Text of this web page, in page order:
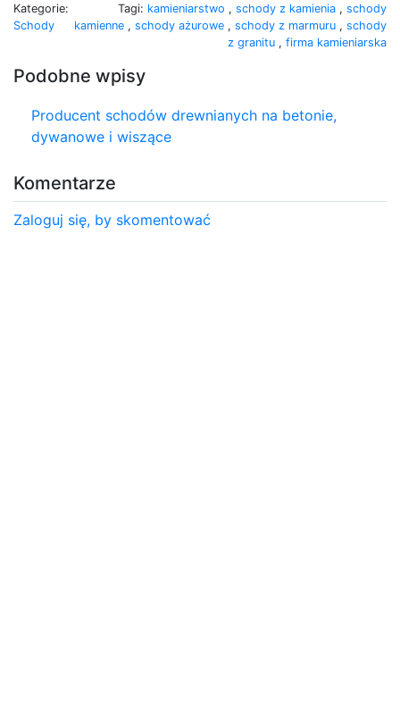
Kategorie:
Schody
Tagi: kamieniarstwo , schody z kamienia , schody
kamienne , schody ażurowe , schody z marmuru , schody
z granitu , firma kamieniarska
Podobne wpisy
Producent schodów drewnianych na betonie,
dywanowe i wiszące
Komentarze
Zaloguj się, by skomentować